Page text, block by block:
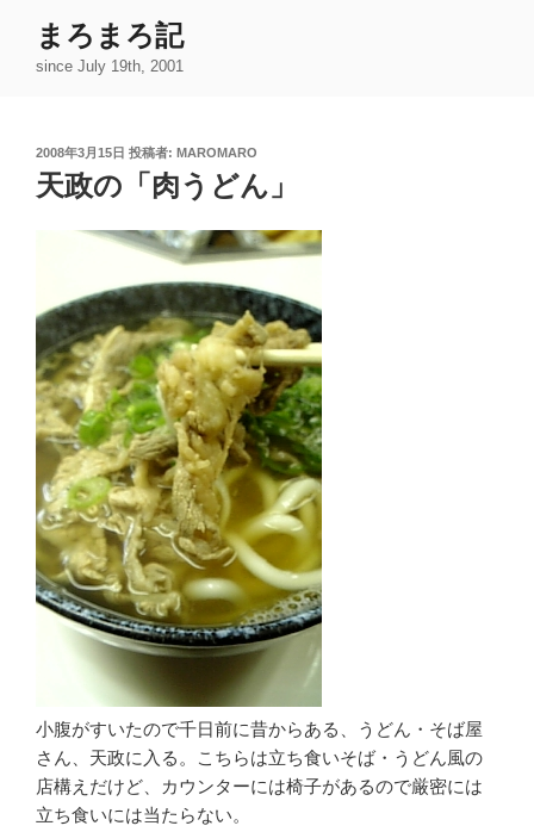
まろまろ記
since July 19th, 2001
投
稿
日:
2008年3月15日 投稿者: MAROMARO
天政の「肉うどん」
小腹がすいたので千日前に昔からある、うどん・そば屋
さん、天政に入る。こちらは立ち食いそば・うどん風の
店構えだけど、カウンターには椅子があるので厳密には
立ち食いには当たらない。